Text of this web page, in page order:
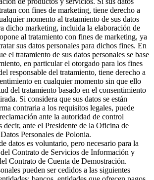
con fines de marketing, tiene derecho a
momento al tratamiento de sus datos
dicho marketing, incluida la elaboración de
al tratamiento con fines de marketing, ya
sus datos personales para dichos fines. En
el tratamiento de sus datos personales se base
en particular el otorgado para los fines
responsable del tratamiento, tiene derecho a
en cualquier momento sin que ello
del tratamiento basado en el consentimiento
Si considera que sus datos se están
contraria a los requisitos legales, puede
ante la autoridad de control
decir, ante el Presidente de la Oficina de
Personales de Polonia.
datos es voluntario, pero necesario para la
Contrato de Servicios de Información y
Contrato de Cuenta de Demostración.
pueden ser cedidos a las siguientes